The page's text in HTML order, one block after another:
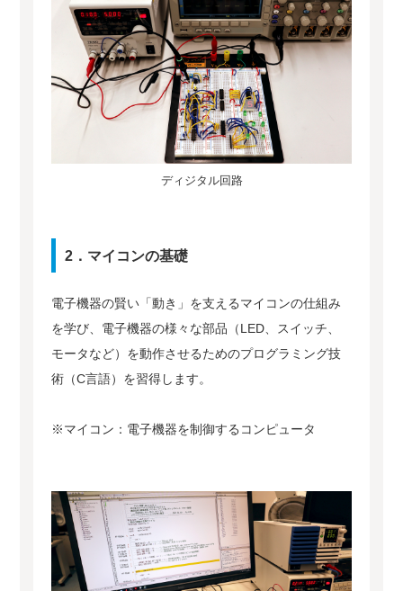
ディジタル回路
2．マイコンの基礎
電子機器の賢い「動き」を支えるマイコンの仕組み
を学び、電子機器の様々な部品（LED、スイッチ、
モータなど）を動作させるためのプログラミング技
術（C言語）を習得します。
※マイコン：電子機器を制御するコンピュータ